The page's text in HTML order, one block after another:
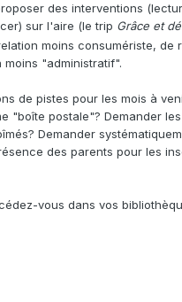
des interventions
sur l'aire (le trip Grâce et
moins consumériste, de
"administratif".
de pistes pour les mois à
"boîte postale"? Demander
Demander
des parents pour les
vous dans vos